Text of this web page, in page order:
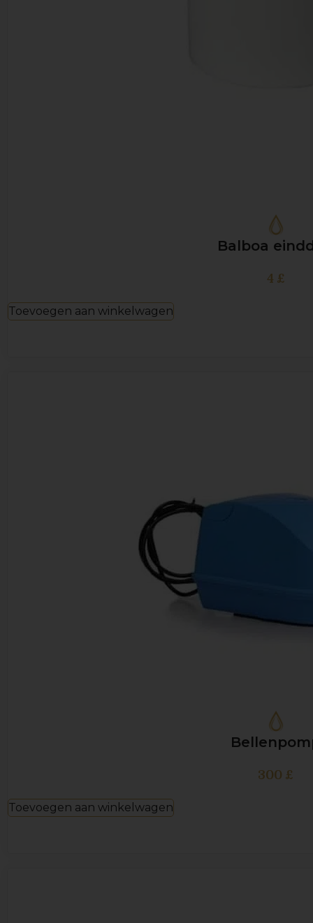
Balboa
4 £
Toevoegen aan winkelwagen
300 £
Toevoegen aan winkelwagen